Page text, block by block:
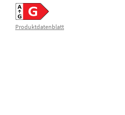
Produktdatenblatt